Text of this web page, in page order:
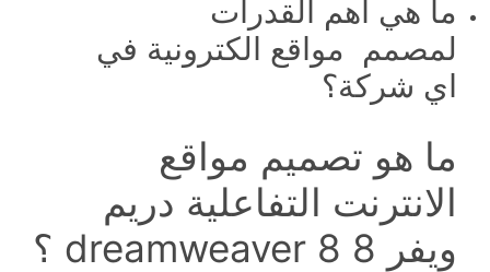
ما هي أهم القدرات
لمصمم مواقع الكترونية في
اي شركة؟
ما هو تصميم مواقع
الانترنت التفاعلية دريم
ويفر 8 dreamweaver 8 ؟